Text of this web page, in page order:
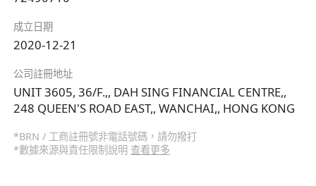
成立日期
2020-12-21
公司註冊地址
UNIT 3605, 36/F.,, DAH SING FINANCIAL CENTRE,,
248 QUEEN'S ROAD EAST,, WANCHAI,, HONG KONG
*BRN / 工商註冊號非電話號碼，請勿撥打
*數據來源與責任限制說明 查看更多